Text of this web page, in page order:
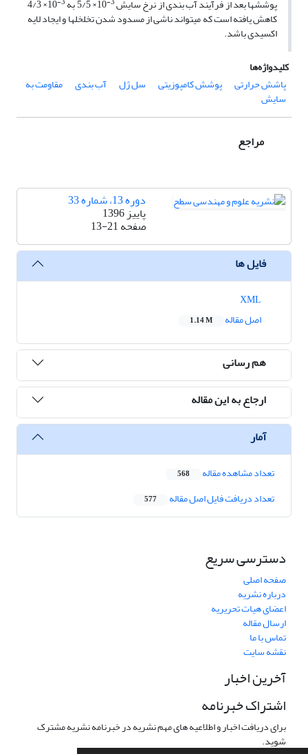
پوشش­ها بعد از فرآیند آب بندی از نرخ سایش 10× 5/5 به 10× 4/3
کاهش یافته است که می­تواند ناشی از مسدود شدن تخلخل­ها و ایجاد لایه
اکسیدی باشد.
کلیدواژه‌ها
پاشش حرارتی
پوشش کامپوزیتی سل ژل آب بندی مقاومت به
سایش
مراجع
دوره 13، شماره 33
پاییز 1396
صفحه13-21
فایل ها
اصل مقاله
1.14 M
هم رسانی
ارجاع به این مقاله
آمار
تعداد مشاهده مقاله 568
تعداد دریافت فایل اصل مقاله 577
دسترسی سریع
صفحه اصلی
درباره نشریه
اعضای هیات تحریریه
ارسال مقاله
تماس با ما
نقشه سایت
آخرین اخبار
اشتراک خبرنامه
برای دریافت اخبار و اطلاعیه های مهم نشریه در خبرنامه نشریه مشترک
شوید.